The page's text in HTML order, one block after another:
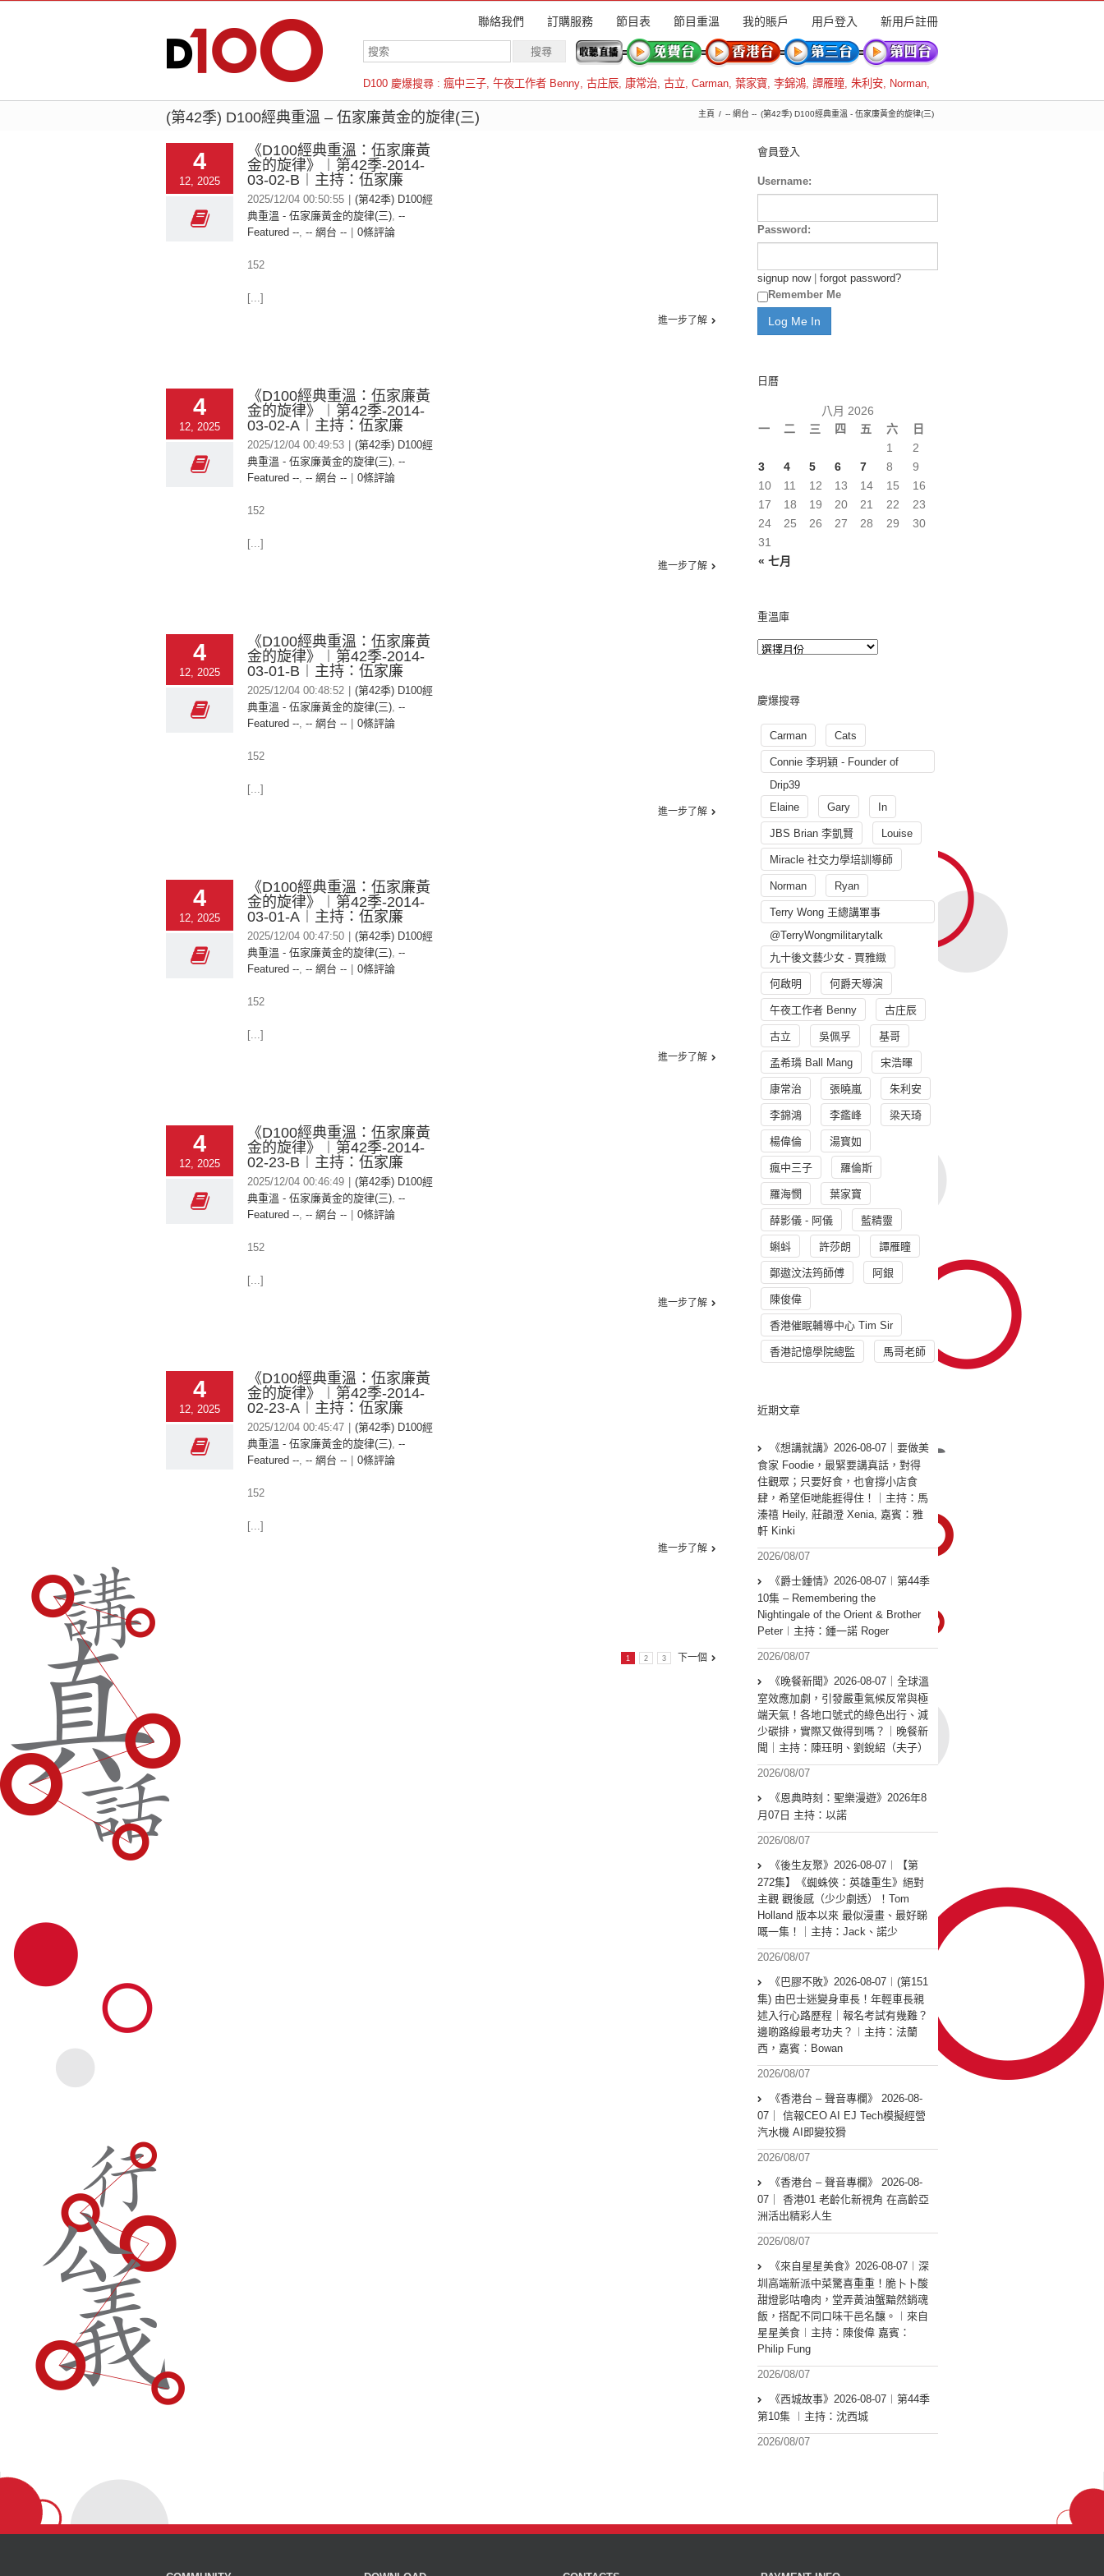
聯絡我們 訂購服務 節目表 節目重溫 我的賬戶 用戶登入 新用戶註冊
D100 慶爆搜尋 : 瘋中三子, 午夜工作者 Benny, 古庄辰, 康常治, 古立, Carman, 葉家寶, 李錦鴻, 譚雁瞳, 朱利安, Norman,
羅倫斯
(第42季) D100經典重溫 – 伍家廉黃金的旋律(三) 主頁 -- 網台 -- (第42季) D100經典重溫 - 伍家廉黃金的旋律(三)
4
12, 2025
《D100經典重溫：伍家廉黃
金的旋律》︱第42季-2014-
03-02-B︱主持：伍家廉
2025/12/04 00:50:55
(第42季) D100經
典重溫 - 伍家廉黃金的旋律(三), --
Featured --, -- 網台 -- 0條評論
152
[...]
進一步了解
4
12, 2025
《D100經典重溫：伍家廉黃
金的旋律》︱第42季-2014-
03-02-A︱主持：伍家廉
2025/12/04 00:49:53
(第42季) D100經
典重溫 - 伍家廉黃金的旋律(三), --
Featured --, -- 網台 -- 0條評論
152
[...]
進一步了解
4
12, 2025
《D100經典重溫：伍家廉黃
金的旋律》︱第42季-2014-
03-01-B︱主持：伍家廉
2025/12/04 00:48:52
(第42季) D100經
典重溫 - 伍家廉黃金的旋律(三), --
Featured --, -- 網台 -- 0條評論
152
[...]
進一步了解
4
12, 2025
《D100經典重溫：伍家廉黃
金的旋律》︱第42季-2014-
03-01-A︱主持：伍家廉
2025/12/04 00:47:50
(第42季) D100經
典重溫 - 伍家廉黃金的旋律(三), --
Featured --, -- 網台 -- 0條評論
152
[...]
進一步了解
4
12, 2025
《D100經典重溫：伍家廉黃
金的旋律》︱第42季-2014-
02-23-B︱主持：伍家廉
2025/12/04 00:46:49
(第42季) D100經
典重溫 - 伍家廉黃金的旋律(三), --
Featured --, -- 網台 -- 0條評論
152
[...]
進一步了解
4
12, 2025
《D100經典重溫：伍家廉黃
金的旋律》︱第42季-2014-
02-23-A︱主持：伍家廉
2025/12/04 00:45:47
(第42季) D100經
典重溫 - 伍家廉黃金的旋律(三), --
Featured --, -- 網台 -- 0條評論
152
[...]
進一步了解
1 2 3 下一個
會員登入
Username:
Password:
signup now| forgot password?
Remember Me
日曆
八月 2026
一
二 三 四 五 六 日
« 七月
1
2
3
4 5 6 7 8
9
10
11 12 13 14 15
16
17
18 19 20 21 22
23
24
25 26 27 28 29
30
31
重溫庫
慶爆搜尋
Carman Cats
Connie 李玥穎 - Founder of
Drip39
Elaine
Gary In
JBS Brian 李凱賢 Louise
Miracle 社交力學培訓導師
Norman Ryan
Terry Wong 王總講軍事
@TerryWongmilitarytalk
九十後文藝少女 - 賈雅緻
何啟明 何爵天導演
午夜工作者 Benny 古庄辰
古立 吳佩孚 基哥
孟希璘 Ball Mang 宋浩暉
康常治 張曉嵐 朱利安
李錦鴻 李鑑峰 梁天琦
楊偉倫 湯寳如
瘋中三子 羅倫斯
羅海憫 葉家寶
薛影儀 - 阿儀 藍精靈
蝌蚪 許莎朗 譚雁瞳
鄭遨汶法筠師傅 阿銀
陳俊偉
香港催眠輔導中心 Tim Sir
香港記憶學院總監 馬哥老師
近期文章
《想講就講》2026-08-07｜要做美
食家 Foodie，最緊要講真話，對得
住觀眾；只要好食，也會撐小店食
肆，希望佢哋能捱得住！｜主持：馬
溱禧 Heily, 莊韻澄 Xenia, 嘉賓：雅
軒 Kinki
2026/08/07
《爵士鍾情》2026-08-07︱第44季
10集 – Remembering the
Nightingale of the Orient & Brother
Peter︱主持：鍾一諾 Roger
2026/08/07
《晚餐新聞》2026-08-07｜全球溫
室效應加劇，引發嚴重氣候反常與極
端天氣！各地口號式的綠色出行、減
少碳排，實際又做得到嗎？｜晚餐新
聞｜主持：陳珏明、劉銳紹（夫子）
2026/08/07
《恩典時刻：聖樂漫遊》2026年8
月07日 主持：以諾
2026/08/07
《後生友聚》2026-08-07︱【第
272集】《蜘蛛俠：英雄重生》絕對
主觀 觀後感（少少劇透）！Tom
Holland 版本以來 最似漫畫、最好睇
嘅一集！｜主持：Jack、諾少
2026/08/07
《巴膠不敗》2026-08-07︱(第151
集) 由巴士迷變身車長！年輕車長親
述入行心路歷程｜報名考試有幾難？
邊啲路線最考功夫？︱主持：法蘭
西，嘉賓︰Bowan
2026/08/07
《香港台 – 聲音專欄》 2026-08-
07｜ 信報CEO AI EJ Tech模擬經營
汽水機 AI即變狡猾
2026/08/07
《香港台 – 聲音專欄》 2026-08-
07｜ 香港01 老齡化新視角 在高齡亞
洲活出精彩人生
2026/08/07
《來自星星美食》2026-08-07︱深
圳高端新派中菜驚喜重重！脆卜卜酸
甜燈影咕嚕肉，堂弄黃油蟹黯然銷魂
飯，搭配不同口味干邑名釀。︱來自
星星美食︱主持：陳俊偉 嘉賓：
Philip Fung
2026/08/07
《西城故事》2026-08-07︱第44季
第10集 ︱主持：沈西城
2026/08/07